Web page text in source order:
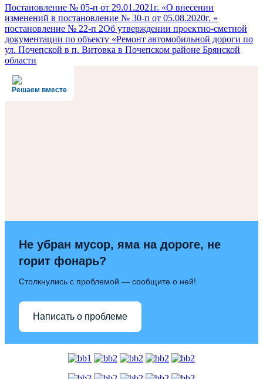
Навигация
по
записям
Постановление № 05-п от 29.01.2021г. «О внесении
изменений в постановление № 30-п от 05.08.2020г. «
постановление № 22-п 2Об утверждении проектно-сметной
документации по объекту «Ремонт автомобильной дороги по
ул. Почепской в п. Витовка в Почепском районе Брянской
области
Решаем вместе
Не убран мусор, яма на дороге, не
горит фонарь?
Столкнулись с проблемой — сообщите о ней!
Написать о проблеме